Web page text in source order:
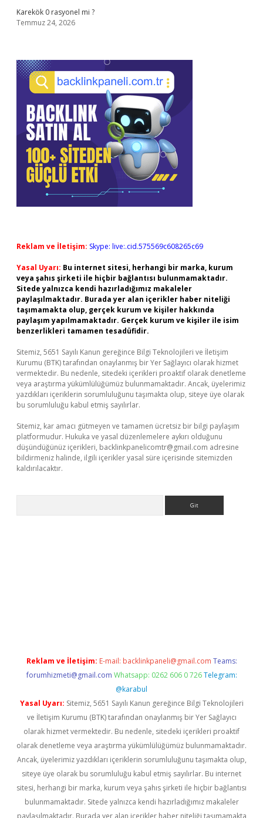
Karekök 0 rasyonel mi ?
Temmuz 24, 2026
Reklam ve İletişim: Skype: live:.cid.575569c608265c69
Yasal Uyarı: Bu internet sitesi, herhangi bir marka, kurum
veya şahıs şirketi ile hiçbir bağlantısı bulunmamaktadır.
Sitede yalnızca kendi hazırladığımız makaleler
paylaşılmaktadır. Burada yer alan içerikler haber niteliği
taşımamakta olup, gerçek kurum ve kişiler hakkında
paylaşım yapılmamaktadır. Gerçek kurum ve kişiler ile isim
benzerlikleri tamamen tesadüfidir.
Sitemiz, 5651 Sayılı Kanun gereğince Bilgi Teknolojileri ve İletişim
Kurumu (BTK) tarafından onaylanmış bir Yer Sağlayıcı olarak hizmet
vermektedir. Bu nedenle, sitedeki içerikleri proaktif olarak denetleme
veya araştırma yükümlülüğümüz bulunmamaktadır. Ancak, üyelerimiz
yazdıkları içeriklerin sorumluluğunu taşımakta olup, siteye üye olarak
bu sorumluluğu kabul etmiş sayılırlar.
Sitemiz, kar amacı gütmeyen ve tamamen ücretsiz bir bilgi paylaşım
platformudur. Hukuka ve yasal düzenlemelere aykırı olduğunu
düşündüğünüz içerikleri, backlinkpanelicomtr@gmail.com adresine
bildirmeniz halinde, ilgili içerikler yasal süre içerisinde sitemizden
kaldırılacaktır.
Reklam ve İletişim: E-mail: backlinkpaneli@gmail.com Teams:
forumhizmeti@gmail.com Whatsapp: 0262 606 0 726 Telegram:
@karabul
Yasal Uyarı: Sitemiz, 5651 Sayılı Kanun gereğince Bilgi Teknolojileri
ve İletişim Kurumu (BTK) tarafından onaylanmış bir Yer Sağlayıcı
olarak hizmet vermektedir. Bu nedenle, sitedeki içerikleri proaktif
olarak denetleme veya araştırma yükümlülüğümüz bulunmamaktadır.
Ancak, üyelerimiz yazdıkları içeriklerin sorumluluğunu taşımakta olup,
siteye üye olarak bu sorumluluğu kabul etmiş sayılırlar. Bu internet
sitesi, herhangi bir marka, kurum veya şahıs şirketi ile hiçbir bağlantısı
bulunmamaktadır. Sitede yalnızca kendi hazırladığımız makaleler
paylaşılmaktadır. Burada yer alan içerikler haber niteliği taşımamakta